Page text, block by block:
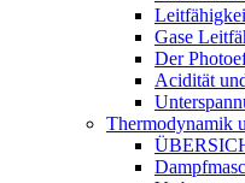
Gase
Der
Acidität
Thermodynamik